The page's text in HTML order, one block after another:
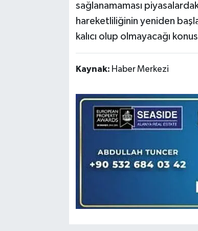
sağlanamaması
hareketliliğinin yeniden
kalıcı olup olmayacağı
Kaynak: Haber Merkezi